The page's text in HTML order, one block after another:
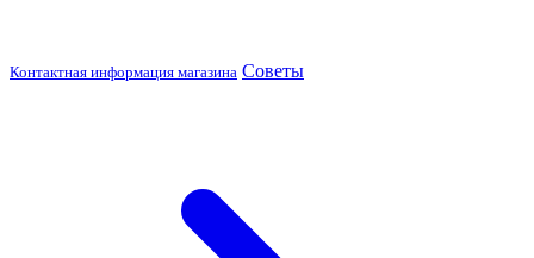
Контактная информация магазина Советы